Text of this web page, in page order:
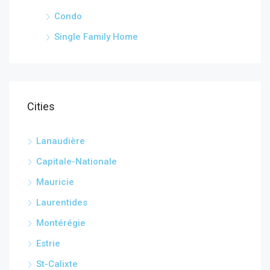
Condo
Single Family Home
Cities
Lanaudière
Capitale-Nationale
Mauricie
Laurentides
Montérégie
Estrie
St-Calixte